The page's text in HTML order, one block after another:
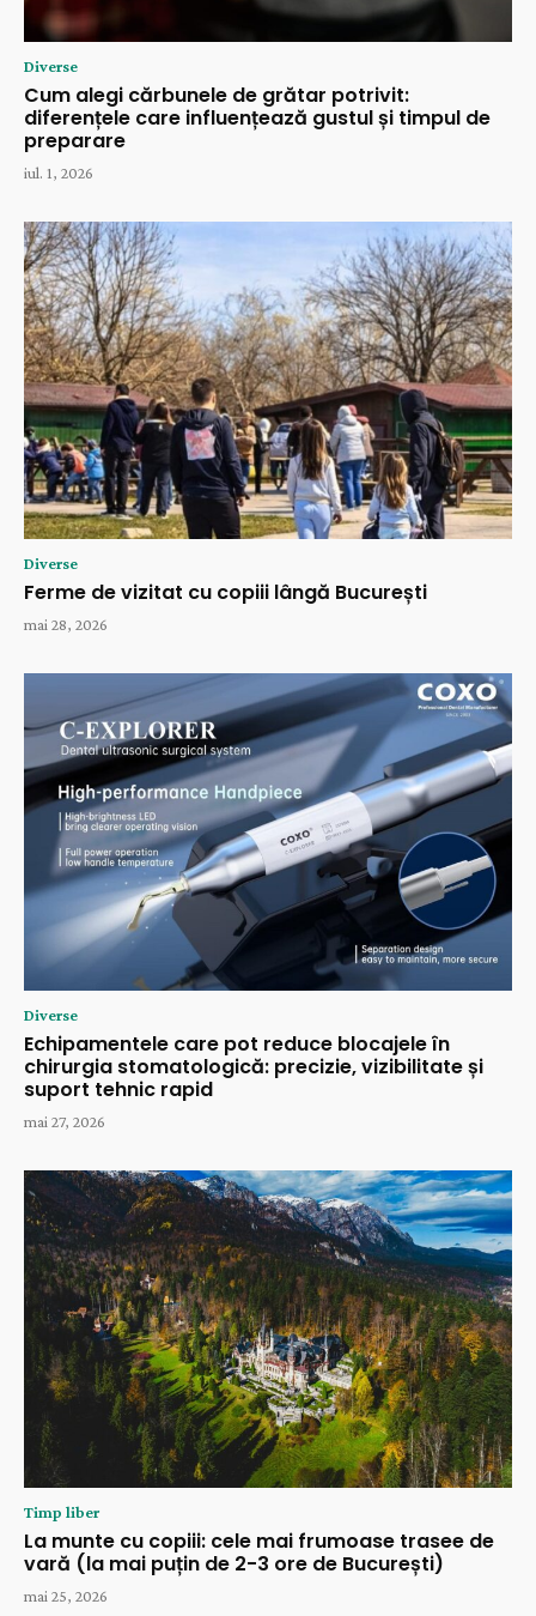
Diverse
Cum alegi cărbunele de grătar potrivit:
diferențele care influențează gustul și timpul de
preparare
iul. 1, 2026
Diverse
Ferme de vizitat cu copiii lângă București
mai 28, 2026
Diverse
Echipamentele care pot reduce blocajele în
chirurgia stomatologică: precizie, vizibilitate și
suport tehnic rapid
mai 27, 2026
Timp liber
La munte cu copiii: cele mai frumoase trasee de
vară (la mai puțin de 2-3 ore de București)
mai 25, 2026